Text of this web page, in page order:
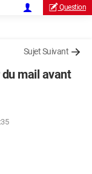
Question
Sujet Suivant
mail avant